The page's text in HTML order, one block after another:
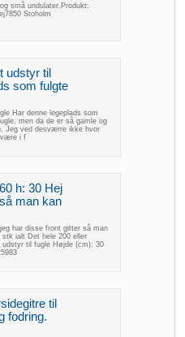
små undulater.Produkt:
Stoholm
udstyr til
som fulgte
Har denne legeplads som
men da de er så gamle og
Jeg ved desværre ikke hvor
være i f
h: 30 Hej
man kan
har disse front gitter så man
ialt Det hele 200 eller
til fugle Højde (cm): 30
til
fodring.